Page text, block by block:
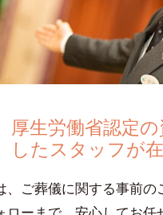
厚生労働省認定
したスタッフが
、ご葬儀に関する事前の